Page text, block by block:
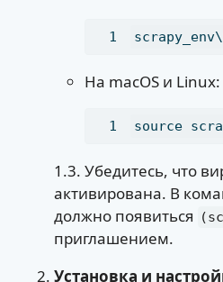
На macOS и Linux:
source
1.3. Убедитесь, что
активирована. В
должно появиться
приглашением.
Установка и